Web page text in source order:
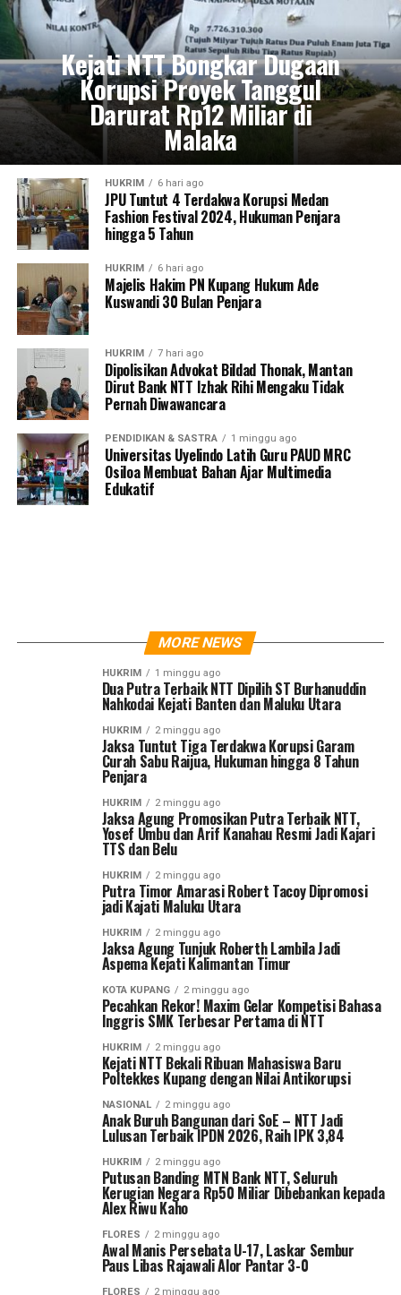
Kejati NTT Bongkar Dugaan
Korupsi Proyek Tanggul
Darurat Rp12 Miliar di
Malaka
HUKRIM 6 hari ago
JPU Tuntut 4 Terdakwa Korupsi Medan
Fashion Festival 2024, Hukuman Penjara
hingga 5 Tahun
HUKRIM 6 hari ago
Majelis Hakim PN Kupang Hukum Ade
Kuswandi 30 Bulan Penjara
HUKRIM 7 hari ago
Dipolisikan Advokat Bildad Thonak, Mantan
Dirut Bank NTT Izhak Rihi Mengaku Tidak
Pernah Diwawancara
PENDIDIKAN & SASTRA 1 minggu ago
Universitas Uyelindo Latih Guru PAUD MRC
Osiloa Membuat Bahan Ajar Multimedia
Edukatif
MORE NEWS
HUKRIM 1 minggu ago
Dua Putra Terbaik NTT Dipilih ST Burhanuddin
Nahkodai Kejati Banten dan Maluku Utara
HUKRIM 2 minggu ago
Jaksa Tuntut Tiga Terdakwa Korupsi Garam
Curah Sabu Raijua, Hukuman hingga 8 Tahun
Penjara
HUKRIM 2 minggu ago
Jaksa Agung Promosikan Putra Terbaik NTT,
Yosef Umbu dan Arif Kanahau Resmi Jadi Kajari
TTS dan Belu
HUKRIM 2 minggu ago
Putra Timor Amarasi Robert Tacoy Dipromosi
jadi Kajati Maluku Utara
HUKRIM 2 minggu ago
Jaksa Agung Tunjuk Roberth Lambila Jadi
Aspema Kejati Kalimantan Timur
KOTA KUPANG 2 minggu ago
Pecahkan Rekor! Maxim Gelar Kompetisi Bahasa
Inggris SMK Terbesar Pertama di NTT
HUKRIM 2 minggu ago
Kejati NTT Bekali Ribuan Mahasiswa Baru
Poltekkes Kupang dengan Nilai Antikorupsi
NASIONAL 2 minggu ago
Anak Buruh Bangunan dari SoE – NTT Jadi
Lulusan Terbaik IPDN 2026, Raih IPK 3,84
HUKRIM 2 minggu ago
Putusan Banding MTN Bank NTT, Seluruh
Kerugian Negara Rp50 Miliar Dibebankan kepada
Alex Riwu Kaho
FLORES 2 minggu ago
Awal Manis Persebata U-17, Laskar Sembur
Paus Libas Rajawali Alor Pantar 3-0
FLORES 2 minggu ago